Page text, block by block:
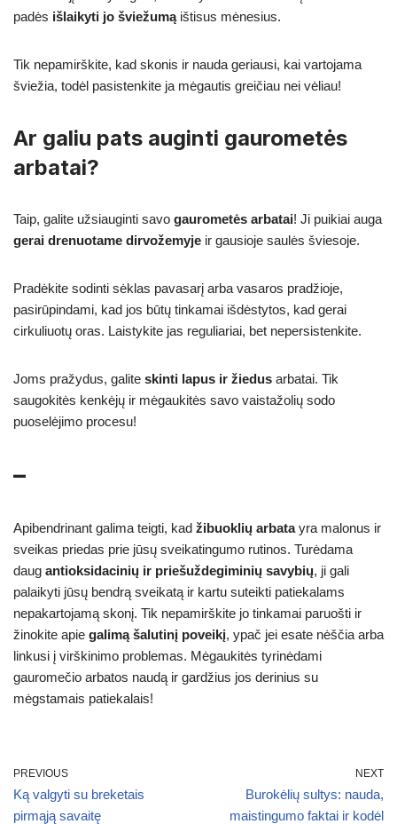
padės išlaikyti jo šviežumąištisus mėnesius.
Tik nepamirškite, kad skonis ir nauda geriausi, kai vartojama
šviežia, todėl pasistenkite ja mėgautis greičiau nei vėliau!
Ar galiu pats auginti gaurometės
arbatai?
Taip, galite užsiauginti savo gaurometės arbatai! Ji puikiai auga
gerai drenuotame dirvožemyje ir gausioje saulės šviesoje.
Pradėkite sodinti sėklas pavasarį arba vasaros pradžioje,
pasirūpindami, kad jos būtų tinkamai išdėstytos, kad gerai
cirkuliuotų oras. Laistykite jas reguliariai, bet nepersistenkite.
Joms pražydus, galite skinti lapus ir žiedus arbatai. Tik
saugokitės kenkėjų ir mėgaukitės savo vaistažolių sodo
puoselėjimo procesu!
–
Apibendrinant galima teigti, kad žibuoklių arbatayra malonus ir
sveikas priedas prie jūsų sveikatingumo rutinos. Turėdama
daug antioksidacinių ir priešuždegiminių savybių, ji gali
palaikyti jūsų bendrą sveikatą ir kartu suteikti patiekalams
nepakartojamą skonį. Tik nepamirškite jo tinkamai paruošti ir
žinokite apie galimą šalutinį poveikį, ypač jei esate nėščia arba
linkusi į virškinimo problemas. Mėgaukitės tyrinėdami
gauromečio arbatos naudą ir gardžius jos derinius su
mėgstamais patiekalais!
PREVIOUS
Ką valgyti su breketais
pirmąją savaitę
NEXT
Burokėlių sultys: nauda,
maistingumo faktai ir kodėl